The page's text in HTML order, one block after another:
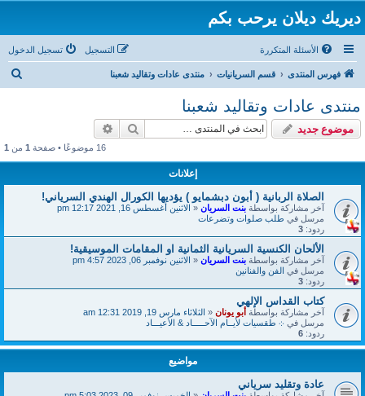
ديريك ديلان يرحب بكم
الأسئلة المتكررة تسجيل الدخول التسجيل
فهرس المنتدى قسم السريانيات منتدى عادات وتقاليد شعبنا
منتدى عادات وتقاليد شعبنا
موضوع جديد بحث
16 موضوعًا • صفحة 1 من 1
إعلانات
الصلاة الربانية ( أبون دبشمايو ) يؤديها الكورال الهندي السرياني!
آخر مشاركة بواسطة بنت السريان « الاثنين أغسطس 16, 2021 12:17 pm
مرسل في طلب صلوات وتضرعات
ردود: 3
الألحان الكنسية السريانية الثمانية او المقامات الموسيقية!
آخر مشاركة بواسطة بنت السريان « الاثنين نوفمبر 06, 2023 4:57 pm
مرسل في الفن والفنانين
ردود: 3
كتاب القداس الإلهي
آخر مشاركة بواسطة أبو يونان « الثلاثاء مارس 19, 2019 12:31 am
مرسل في ܀ طقسيات لأيــام الآحـــــاد & الأعيـــاد
ردود: 6
مواضيع
عادة وتقليد سرياني